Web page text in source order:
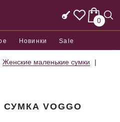
0
Новинки Sale
Женские маленькие сумки
VOGGO